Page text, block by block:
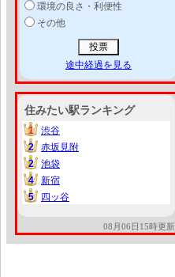
環境の良さ・利便性
その他
途中経過を見る
住みたい駅ランキング
1
1
渋谷
2
2
赤坂見附
2
2
池袋
4
4
新宿
5
5 四ッ谷
08月06日15時更新